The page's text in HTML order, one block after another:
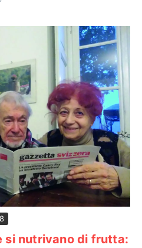
si nutrivano di frutta: